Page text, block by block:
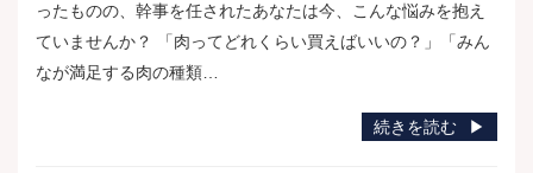
ったものの、幹事を任されたあなたは今、こんな悩みを抱え
ていませんか？ 「肉ってどれくらい買えばいいの？」「みん
なが満足する肉の種類…
続きを読む